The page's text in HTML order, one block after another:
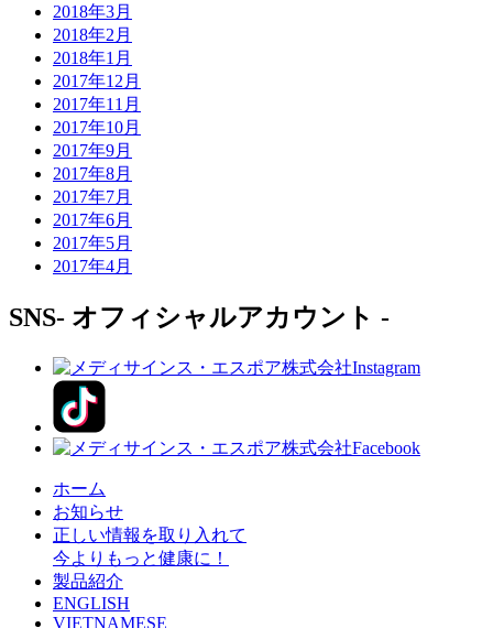
2018年3月
2018年2月
2018年1月
2017年12月
2017年11月
2017年10月
2017年9月
2017年8月
2017年7月
2017年6月
2017年5月
2017年4月
SNS- オフィシャルアカウント -
ホーム
お知らせ
正しい情報を取り入れて
今よりもっと健康に！
製品紹介
ENGLISH
VIETNAMESE